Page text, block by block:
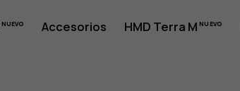
Accesorios HMD Terra M